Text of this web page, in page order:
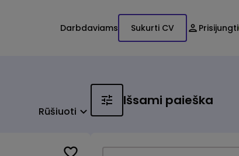
Darbdaviams Sukurti CV Prisijungti
Rūšiuoti
Išsami paieška